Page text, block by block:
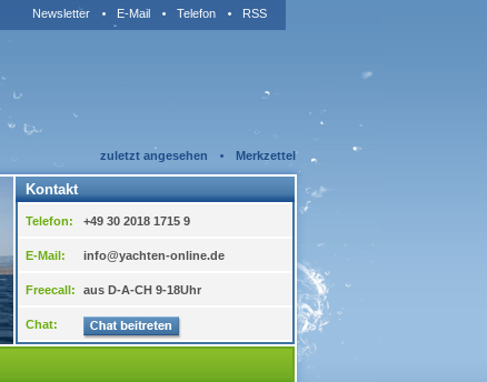
zuletzt angesehen Merkzettel
Kontakt
Telefon: +49 30 2018 1715 9
E-Mail: info@yachten-online.de
Freecall: aus D-A-CH 9-18Uhr
Chat:
Newsletter E-Mail Telefon RSS